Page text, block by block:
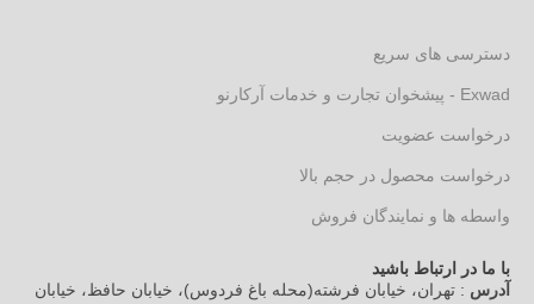
دسترسی های سریع
Exwad - پیشخوان تجارت و خدمات آرکارنو
درخواست عضویت
درخواست محصول در حجم بالا
واسطه ها و نمایندگان فروش
با ما در ارتباط باشید
آدرس : تهران، خیابان فرشته(محله باغ فردوس)، خیابان حافظ، خیابان